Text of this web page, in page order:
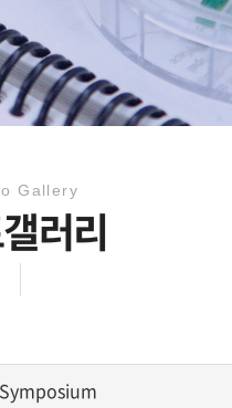
Gallery
러리